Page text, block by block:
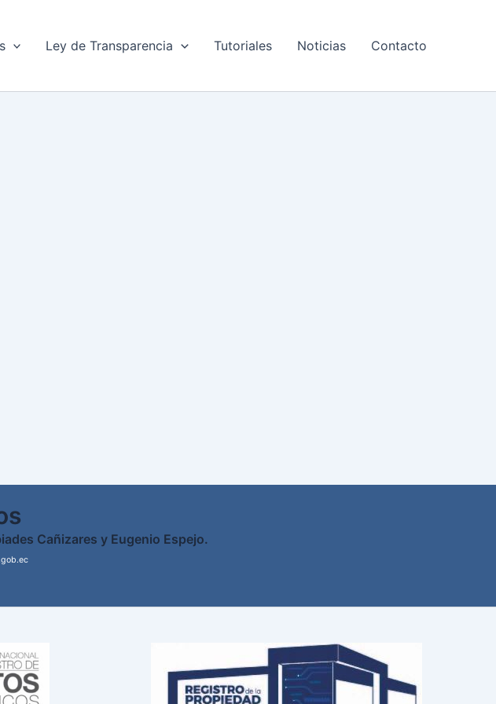
Ley de Transparencia Tutoriales Noticias Contacto
Cañizares y Eugenio Espejo.